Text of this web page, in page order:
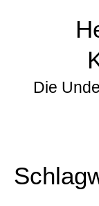
Die